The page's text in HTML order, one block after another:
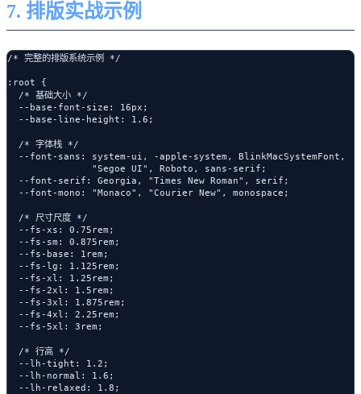
7. 排版实战示例
/* 完整的排版系统示例 */
:root {
  /* 基础大小 */
  --base-font-size: 16px;
  --base-line-height: 1.6;
  /* 字体栈 */
  --font-sans: system-ui, -apple-system, BlinkMacSystemFont,
               "Segoe UI", Roboto, sans-serif;
  --font-serif: Georgia, "Times New Roman", serif;
  --font-mono: "Monaco", "Courier New", monospace;
  /* 尺寸尺度 */
  --fs-xs: 0.75rem;
  --fs-sm: 0.875rem;
  --fs-base: 1rem;
  --fs-lg: 1.125rem;
  --fs-xl: 1.25rem;
  --fs-2xl: 1.5rem;
  --fs-3xl: 1.875rem;
  --fs-4xl: 2.25rem;
  --fs-5xl: 3rem;
  /* 行高 */
  --lh-tight: 1.2;
  --lh-normal: 1.6;
  --lh-relaxed: 1.8;